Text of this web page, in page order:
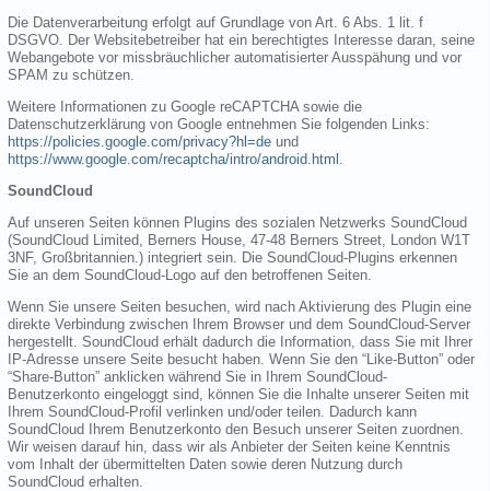
Die Datenverarbeitung erfolgt auf Grundlage von Art. 6 Abs. 1 lit. f
DSGVO. Der Websitebetreiber hat ein berechtigtes Interesse daran, seine
Webangebote vor missbräuchlicher automatisierter Ausspähung und vor
SPAM zu schützen.
Weitere Informationen zu Google reCAPTCHA sowie die
Datenschutzerklärung von Google entnehmen Sie folgenden Links:
https://policies.google.com/privacy?hl=de und
https://www.google.com/recaptcha/intro/android.html
SoundCloud
Auf unseren Seiten können Plugins des sozialen Netzwerks SoundCloud
(SoundCloud Limited, Berners House, 47-48 Berners Street, London W1T
3NF, Großbritannien.) integriert sein. Die SoundCloud-Plugins erkennen
Sie an dem SoundCloud-Logo auf den betroffenen Seiten.
Wenn Sie unsere Seiten besuchen, wird nach Aktivierung des Plugin eine
direkte Verbindung zwischen Ihrem Browser und dem SoundCloud-Server
hergestellt. SoundCloud erhält dadurch die Information, dass Sie mit Ihrer
IP-Adresse unsere Seite besucht haben. Wenn Sie den “Like-Button” oder
“Share-Button” anklicken während Sie in Ihrem SoundCloud-
Benutzerkonto eingeloggt sind, können Sie die Inhalte unserer Seiten mit
Ihrem SoundCloud-Profil verlinken und/oder teilen. Dadurch kann
SoundCloud Ihrem Benutzerkonto den Besuch unserer Seiten zuordnen.
Wir weisen darauf hin, dass wir als Anbieter der Seiten keine Kenntnis
vom Inhalt der übermittelten Daten sowie deren Nutzung durch
SoundCloud erhalten.